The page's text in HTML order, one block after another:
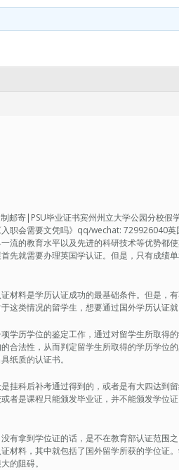
邮寄|PSU毕业证书宾州州立大学公园分校假
职会需要文凭吗》qq/wechat: 729926040
流的教育水平以及先进的科研技术等优势都
先就需要办理英国学认证。但是，只有成绩
材料是学历认证成功的最基础条件。但是，
这类情况的留学生，想要通过国外学历认证就
学历学位的鉴定工作，通过对留学生所取得
合法性，从而判定留学生所取得的学历学位
纸质的认证书。
挂科后补考通过得到的，或者是有大四达到
者是课程只能颁发毕业证，并不能颁发学位
有拿到学位证的话，是不在教育部认证范围
材料，其中就包括了国外留学所获的学位证
的阻碍。